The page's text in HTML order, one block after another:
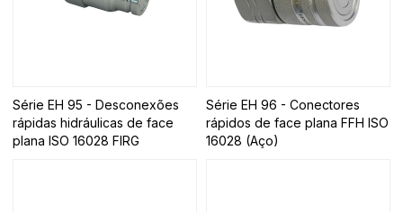
Série EH 95 - Desconexões
rápidas hidráulicas de face
plana ISO 16028 FIRG
Série EH 96 - Conectores
rápidos de face plana FFH ISO
16028 (Aço)